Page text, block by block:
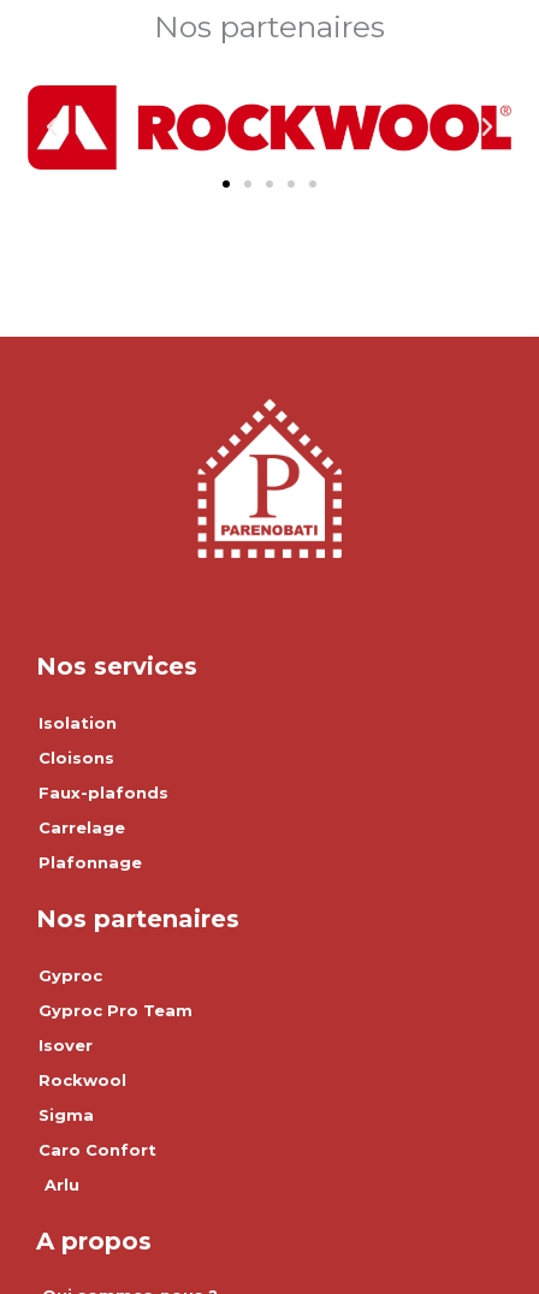
Nos partenaires
Nos services
Isolation
Cloisons
Faux-plafonds
Carrelage
Plafonnage
Nos partenaires
Gyproc
Gyproc Pro Team
Isover
Rockwool
Sigma
Caro Confort
Arlu
A propos